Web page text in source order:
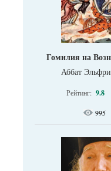
Гомилия на
Аббат
Рейтинг: 9.8
995